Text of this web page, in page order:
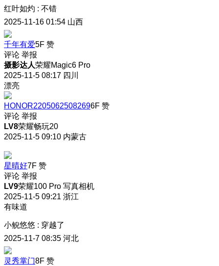
红叶如灼 : 不错
2025-11-16 01:54 山西
千年有爱5F 赞
评论 举报
摄影达人荣耀Magic6 Pro
2025-11-5 08:17 四川
漂亮
HONOR22050625082696F 赞
评论 举报
LV8荣耀畅玩20
2025-11-5 09:10 内蒙古
星晴好7F 赞
评论 举报
LV9荣耀100 Pro 写真相机
2025-11-5 09:21 浙江
有味道
小鲵悠悠 : 穿越了
2025-11-7 08:35 河北
灵秀掌门8F 赞